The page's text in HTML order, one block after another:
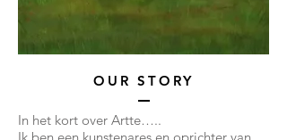
In het kort over Artte…..
OUR STORY